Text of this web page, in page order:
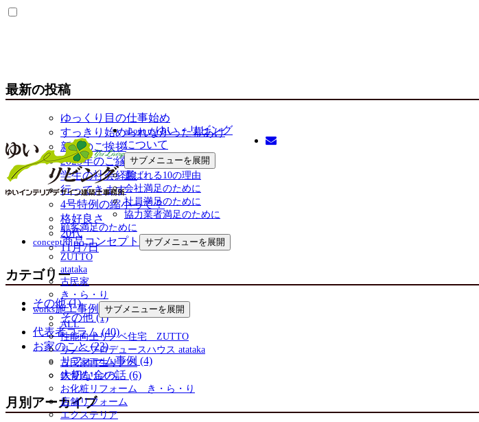
about usゆい・リビング
について
サブメニューを展開
選ばれる10の理由
会社満足のために
社員満足のために
協力業者満足のために
顧客満足のために
concept商品コンセプト
サブメニューを展開
ZUTTO
atataka
古民家
き・ら・り
works施工事例
サブメニューを展開
ALL
性能向上リノベ住宅 ZUTTO
リノベプロデュースハウス atataka
古民家再生リノベ
鉄骨造リノベ
お化粧リフォーム き・ら・り
店舗リフォーム
エクステリア
最新の投稿
ゆっくり目の仕事始め
すっきり始められなかった幕あけ
新年のご挨拶
2025年のご縁
学生の社会経験
行ってきます
4号特例の縮小って？
格好良さ
20代
11月7日
カテゴリー
その他 (1)
その他 (1)
代表者コラム (40)
お家のこと (23)
リフォーム事例 (4)
大切な金の話 (6)
月別アーカイブ